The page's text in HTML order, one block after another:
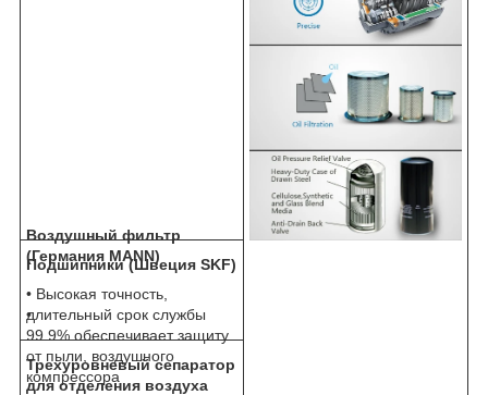
Воздушный фильтр
(Германия MANN)
•
99.9% обеспечивает защиту
от пыли, воздушного
компрессора
Подшипники (Швеция SKF)
• Высокая точность,
длительный срок службы
Трехуровневый сепаратор
для отделения воздуха